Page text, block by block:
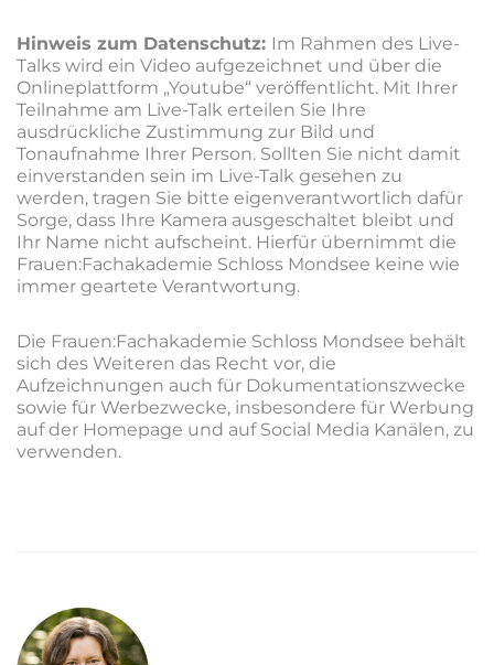
Hinweis zum Datenschutz: Im Rahmen des Live-
Talks wird ein Video aufgezeichnet und über die
Onlineplattform „Youtube“ veröffentlicht. Mit Ihrer
Teilnahme am Live-Talk erteilen Sie Ihre
ausdrückliche Zustimmung zur Bild und
Tonaufnahme Ihrer Person. Sollten Sie nicht damit
einverstanden sein im Live-Talk gesehen zu
werden, tragen Sie bitte eigenverantwortlich dafür
Sorge, dass Ihre Kamera ausgeschaltet bleibt und
Ihr Name nicht aufscheint. Hierfür übernimmt die
Frauen:Fachakademie Schloss Mondsee keine wie
immer geartete Verantwortung.
Die Frauen:Fachakademie Schloss Mondsee behält
sich des Weiteren das Recht vor, die
Aufzeichnungen auch für Dokumentationszwecke
sowie für Werbezwecke, insbesondere für Werbung
auf der Homepage und auf Social Media Kanälen, zu
verwenden.